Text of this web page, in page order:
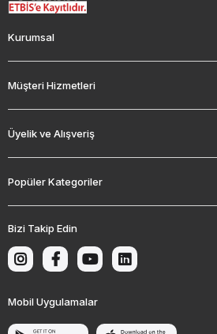
Kurumsal
Müşteri Hizmetleri
Üyelik ve Alışveriş
Popüler Kategoriler
Bizi Takip Edin
Mobil Uygulamalar